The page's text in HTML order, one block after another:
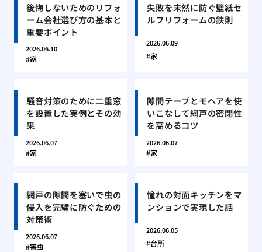
後悔しないためのリフォ
ーム会社選び方の基本と
重要ポイント
2026.06.10
家
失敗を未然に防ぐ壁紙セ
ルフリフォームの鉄則
2026.06.09
家
騒音対策のために二重窓
を設置した実例とその効
果
2026.06.07
家
隙間テープとモヘアを使
いこなして網戸の密閉性
を高めるコツ
2026.06.07
家
網戸の隙間を塞いで虫の
侵入を完璧に防ぐための
対策術
2026.06.07
害虫
憧れの対面キッチンをマ
ンションで実現した話
2026.06.05
台所